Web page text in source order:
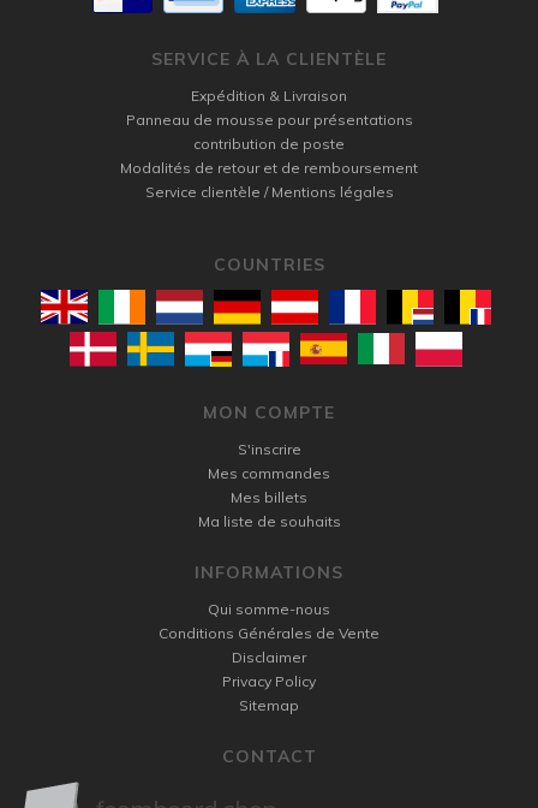
SERVICE À LA CLIENTÈLE
Expédition & Livraison
Panneau de mousse pour présentations
contribution de poste
Modalités de retour et de remboursement
Service clientèle / Mentions légales
COUNTRIES
MON COMPTE
S'inscrire
Mes commandes
Mes billets
Ma liste de souhaits
INFORMATIONS
Qui somme-nous
Conditions Générales de Vente
Disclaimer
Privacy Policy
Sitemap
CONTACT